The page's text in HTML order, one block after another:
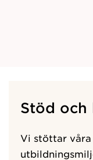
Stöd och
Vi stöttar våra